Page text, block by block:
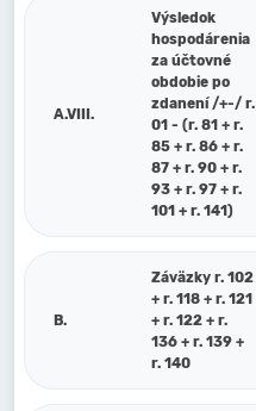
A.VIII.
Výsledok
hospodárenia
za účtovné
obdobie po
zdanení /+-/ r.
01 - (r. 81 + r.
85 + r. 86 + r.
87 + r. 90 + r.
93 + r. 97 + r.
101 + r. 141)
B.
Záväzky r. 102
+ r. 118 + r. 121
+ r. 122 + r.
136 + r. 139 +
r. 140